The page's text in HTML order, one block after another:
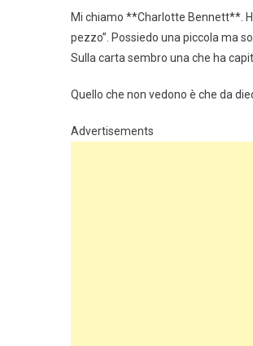
Mi chiamo **Charlotte Bennett**.
pezzo”. Possiedo una piccola ma
Sulla carta sembro una che ha
Quello che non vedono è che da
Advertisements